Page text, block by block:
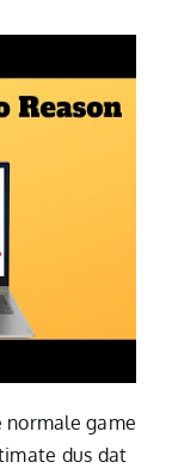
normale game
dus dat